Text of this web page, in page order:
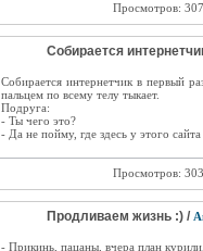
Просмотров:
Собирается
Собирается интернетчик в первый
пальцем по всему телу тыкает.
Подруга:
- Ты чего это?
- Да не пойму, где здесь у этого
Просмотров:
Продливаем жизнь :) /
- Прикинь, пацаны, вчера план